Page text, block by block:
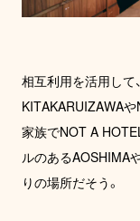
相互利用を活用して
KITAKARUIZAWA
家族でNOT A
ルのあるAOSHIMA
りの場所だそう。